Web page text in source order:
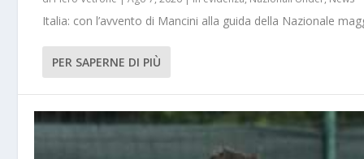
Italia: con l’avvento di Mancini alla guida della Nazionale
PER SAPERNE DI PIÙ